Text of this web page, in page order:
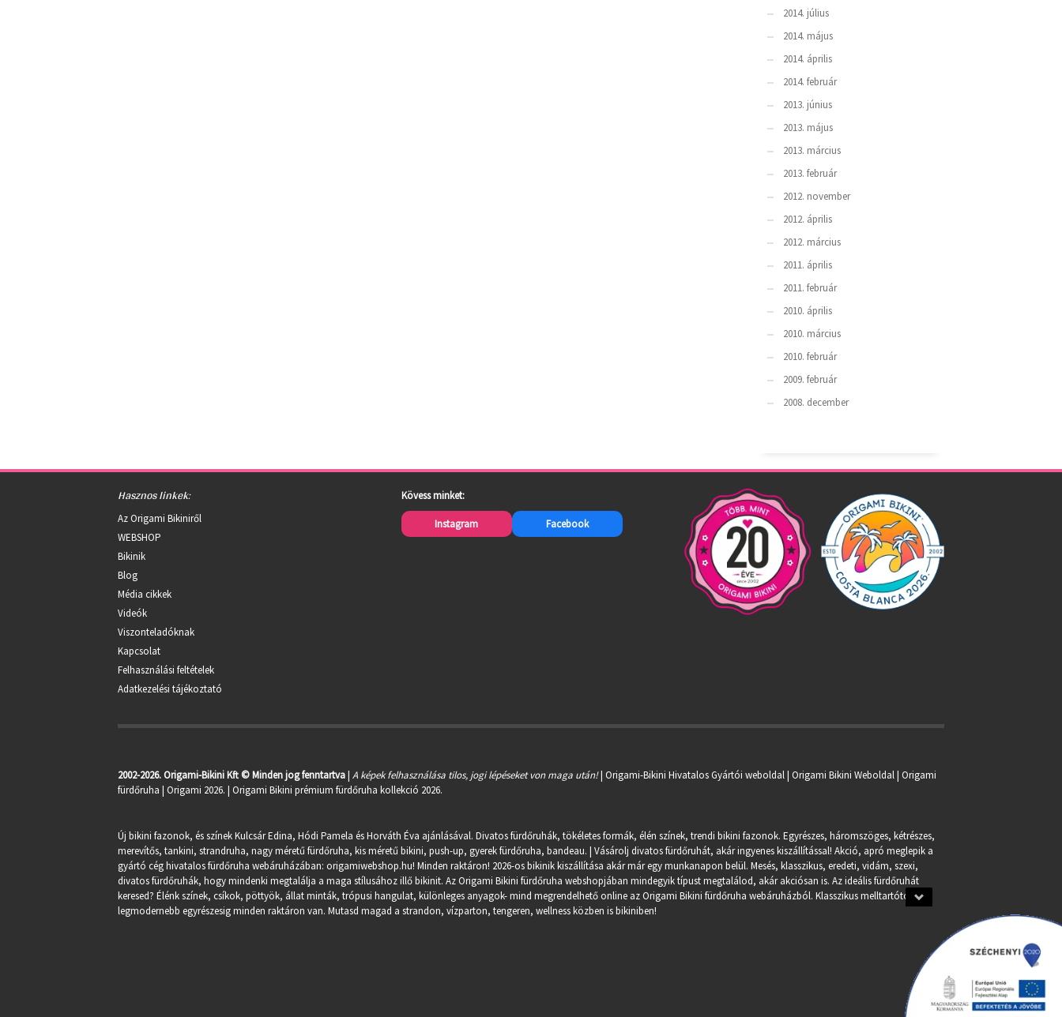
2014. július
2014. május
2014. április
2014. február
2013. június
2013. május
2013. március
2013. február
2012. november
2012. április
2012. március
2011. április
2011. február
2010. április
2010. március
2010. február
2009. február
2008. december
Hasznos linkek:
Az Origami Bikiniről
WEBSHOP
Bikinik
Blog
Média cikkek
Videók
Viszonteladóknak
Kapcsolat
Felhasználási feltételek
Adatkezelési tájékoztató
Kövess minket:
Instagram Facebook
2002-2026. Origami-Bikini Kft © Minden jog fenntartva|A képek felhasználása tilos, jogi lépéseket von maga után!| Origami-Bikini Hivatalos Gyártói weboldal | Origami Bikini Weboldal |Origami
fürdőruha | Origami 2026. | Origami Bikini prémium fürdőruha kollekció 2026.
Új bikini fazonok, és színek Kulcsár Edina, Hódi Pamela és Horváth Éva ajánlásával. Divatos fürdőruhák, tökéletes formák, élén színek, trendi bikini fazonok. Egyrészes, háromszöges, kétrészes,
merevítős, tankini, strandruha, nagy méretű fürdőruha, kis méretű bikini, push-up, gyerek fürdőruha, bandeau. | Vásárolj divatos fürdőruhát, akár ingyenes kiszállítással! Akció, apró meglepik a
gyártó cég hivatalos fürdőruha webáruházában: origamiwebshop.hu! Minden raktáron! 2026-os bikinik kiszállítása akár már egy munkanapon belül. Mesés, klasszikus, eredeti, vidám, szexi,
divatos fürdőruhák, hogy mindenki megtalálja a maga stílusához illő bikinit. Az Origami Bikini fürdőruha webshopjában mindegyik típust megtalálod, akár akciósan is. Az ideális fürdőruhát
keresed? Élénk színek, csíkok, pöttyök, állat minták, trópusi hangulat, különleges anyagok- mind megrendelhető online az Origami Bikini fürdőruha webáruházból. Klasszikus melltartótól a
legmodernebb egyrészesig minden raktáron van. Mutasd magad a strandon, vízparton, tengeren, wellness közben is bikiniben!